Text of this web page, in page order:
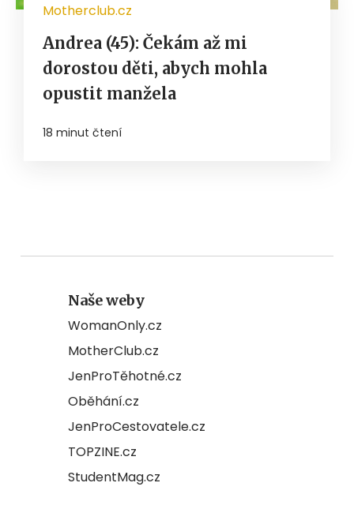
Motherclub.cz
Andrea (45): Čekám až mi
dorostou děti, abych mohla
opustit manžela
18 minut čtení
Naše weby
WomanOnly.cz
MotherClub.cz
JenProTěhotné.cz
Oběhání.cz
JenProCestovatele.cz
TOPZINE.cz
StudentMag.cz